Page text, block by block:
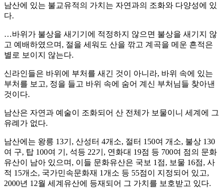
남산에 있는 불교유적의 가치는 자연과의 조화와 다양성에 있
다.
…바위가 불상을 새기기에 적정하지 않으면 불상을 새기지 않
고 예배하였으며, 절을 세워도 산을 깎고 계곡을 메운 흔적은
별로 보이지 않는다.
신라인들은 바위에 부처를 새긴 것이 아니라, 바위 속에 있는
부처를 보고, 정을 들고 바위 속에 숨어 계신 부처님들 찾아낸
것이다.
남산은 자연과 예술이 조화되어 산 전체가 보물이니 세계에 그
유례가 없다.
남산에는 왕릉 13기, 산성터 4개소, 절터 150여 개소, 불상 130
여 구, 탑 100여 기, 석등 22기, 연화대 19점 등 700여 점의 문화
유산이 남아 있으며, 이들 문화유산은 국보 1점, 보물 16점, 사
적 15개소, 국가민속문화재 1개소 등 55점이 지정되어 있고,
2000년 12월 세계유산에 등재되어 그 가치를 보호받고 있다.